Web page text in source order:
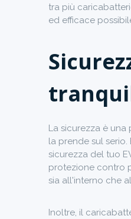
tra più
ed efficace
La sicurezza è
la prende sul
sicurezza del tuo
protezione contro
sia all'interno che
Inoltre, il